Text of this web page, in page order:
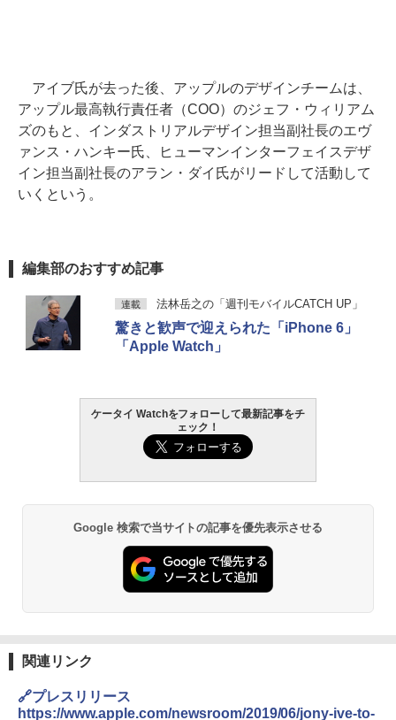
アイブ氏が去った後、アップルのデザインチームは、
アップル最高執行責任者（COO）のジェフ・ウィリアム
ズのもと、インダストリアルデザイン担当副社長のエヴ
ァンス・ハンキー氏、ヒューマンインターフェイスデザ
イン担当副社長のアラン・ダイ氏がリードして活動して
いくという。
編集部のおすすめ記事
連載 法林岳之の「週刊モバイルCATCH UP」
驚きと歓声で迎えられた「iPhone 6」
「Apple Watch」
ケータイ Watchをフォローして最新記事をチ
ェック！
Google 検索で当サイトの記事を優先表示させる
関連リンク
🔗プレスリリース
https://www.apple.com/newsroom/2019/06/jony-ive-to-